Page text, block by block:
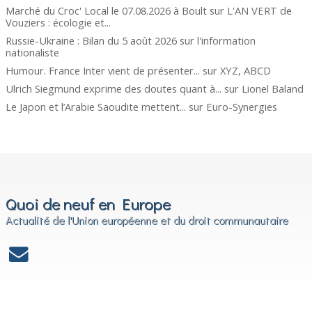
Marché du Croc' Local le 07.08.2026 à Boult sur L'AN VERT de
Vouziers : écologie et...
Russie-Ukraine : Bilan du 5 août 2026 surl'information
nationaliste
Humour. France Inter vient de présenter... surXYZ, ABCD
Ulrich Siegmund exprime des doutes quant à... sur Lionel Baland
Le Japon et l’Arabie Saoudite mettent... sur Euro-Synergies
Quoi de neuf en Europe
Actualité de l'Union européenne et du droit communautaire